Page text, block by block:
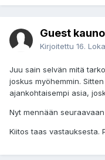
Guest
Kirjoitettu 16.
Juu sain selvän mitä
joskus myöhemmin.
ajankohtaisempi asia,
Nyt mennään
Kiitos taas vastauksesta.